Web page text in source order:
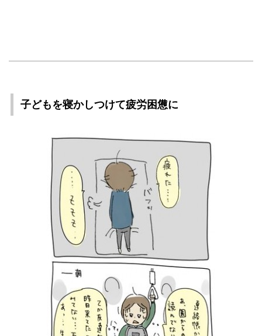
子どもを寝かしつけて疲労困憊に